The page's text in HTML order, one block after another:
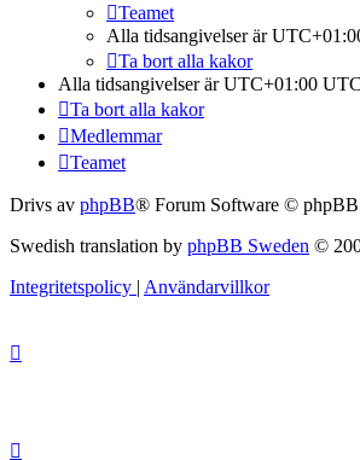
Teamet
Alla tidsangivelser är
Ta bort alla kakor
Alla tidsangivelser är UTC+01:00
Ta bort alla kakor
Medlemmar
Teamet
Drivs av phpBB® Forum Software ©
Swedish translation by phpBB Sweden ©
Integritetspolicy | Användarvillkor